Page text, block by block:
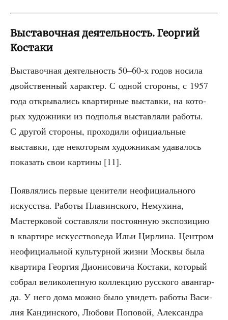
Выставочная деятельность. Георгий
Костаки
Выста­воч­ная дея­тель­ность 50–60‑х годов носи­ла
двой­ствен­ный харак­тер. С одной сто­ро­ны, с 1957
года откры­ва­лись квар­тир­ные выстав­ки, на кото­
рых худож­ни­ки из под­по­лья выстав­ля­ли рабо­ты.
С дру­гой сто­ро­ны, про­хо­ди­ли офи­ци­аль­ные
выстав­ки, где неко­то­рым худож­ни­кам уда­ва­лось
пока­зать свои кар­ти­ны [11].
Появ­ля­лись пер­вые цени­те­ли неофи­ци­аль­но­го
искус­ства. Рабо­ты Пла­вин­ско­го, Нему­хи­на,
Мастер­ко­вой состав­ля­ли посто­ян­ную экс­по­зи­цию
в квар­ти­ре искус­ство­ве­да Ильи Цир­ли­на. Цен­тром
неофи­ци­аль­ной куль­тур­ной жиз­ни Моск­вы была
квар­ти­ра Геор­гия Дио­ни­со­ви­ча Коста­ки, кото­рый
собрал вели­ко­леп­ную кол­лек­цию рус­ско­го аван­гар­
да. У него дома мож­но было уви­деть рабо­ты Васи­
лия Кан­дин­ско­го, Любо­ви Попо­вой, Алек­сандра